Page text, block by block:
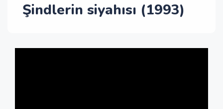
Şindlerin siyahısı (1993)